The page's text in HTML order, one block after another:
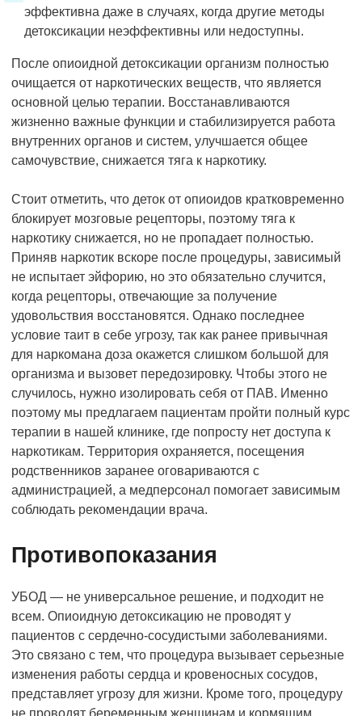
эффективна даже в случаях, когда другие методы
детоксикации неэффективны или недоступны.
После опиоидной детоксикации организм полностью
очищается от наркотических веществ, что является
основной целью терапии. Восстанавливаются
жизненно важные функции и стабилизируется работа
внутренних органов и систем, улучшается общее
самочувствие, снижается тяга к наркотику.
Стоит отметить, что деток от опиоидов кратковременно
блокирует мозговые рецепторы, поэтому тяга к
наркотику снижается, но не пропадает полностью.
Приняв наркотик вскоре после процедуры, зависимый
не испытает эйфорию, но это обязательно случится,
когда рецепторы, отвечающие за получение
удовольствия восстановятся. Однако последнее
условие таит в себе угрозу, так как ранее привычная
для наркомана доза окажется слишком большой для
организма и вызовет передозировку. Чтобы этого не
случилось, нужно изолировать себя от ПАВ. Именно
поэтому мы предлагаем пациентам пройти полный курс
терапии в нашей клинике, где попросту нет доступа к
наркотикам. Территория охраняется, посещения
родственников заранее оговариваются с
администрацией, а медперсонал помогает зависимым
соблюдать рекомендации врача.
Противопоказания
УБОД — не универсальное решение, и подходит не
всем. Опиоидную детоксикацию не проводят у
пациентов с сердечно-сосудистыми заболеваниями.
Это связано с тем, что процедура вызывает серьезные
изменения работы сердца и кровеносных сосудов,
представляет угрозу для жизни. Кроме того, процедуру
не проводят беременным женщинам и кормящим